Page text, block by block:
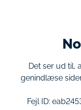
Det ser ud til,
genindlæse
Fejl ID: